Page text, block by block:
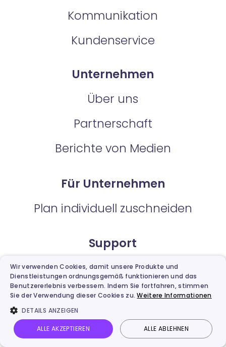
Kommunikation
Kundenservice
Unternehmen
Über uns
Partnerschaft
Berichte von Medien
Für Unternehmen
Plan individuell zuschneiden
Support
Benutzerhandbuch
Online-Hilfe
Vidnoz AI Bild zu Video Anmelden
Wir verwenden Cookies, damit unsere Produkte und
Dienstleistungen ordnungsgemäß funktionieren und das
Benutzererlebnis verbessern. Indem Sie fortfahren, stimmen
Sie der Verwendung dieser Cookies zu.Weitere Informationen
DETAILS ANZEIGEN
ALLE AKZEPTIEREN ALLE ABLEHNEN